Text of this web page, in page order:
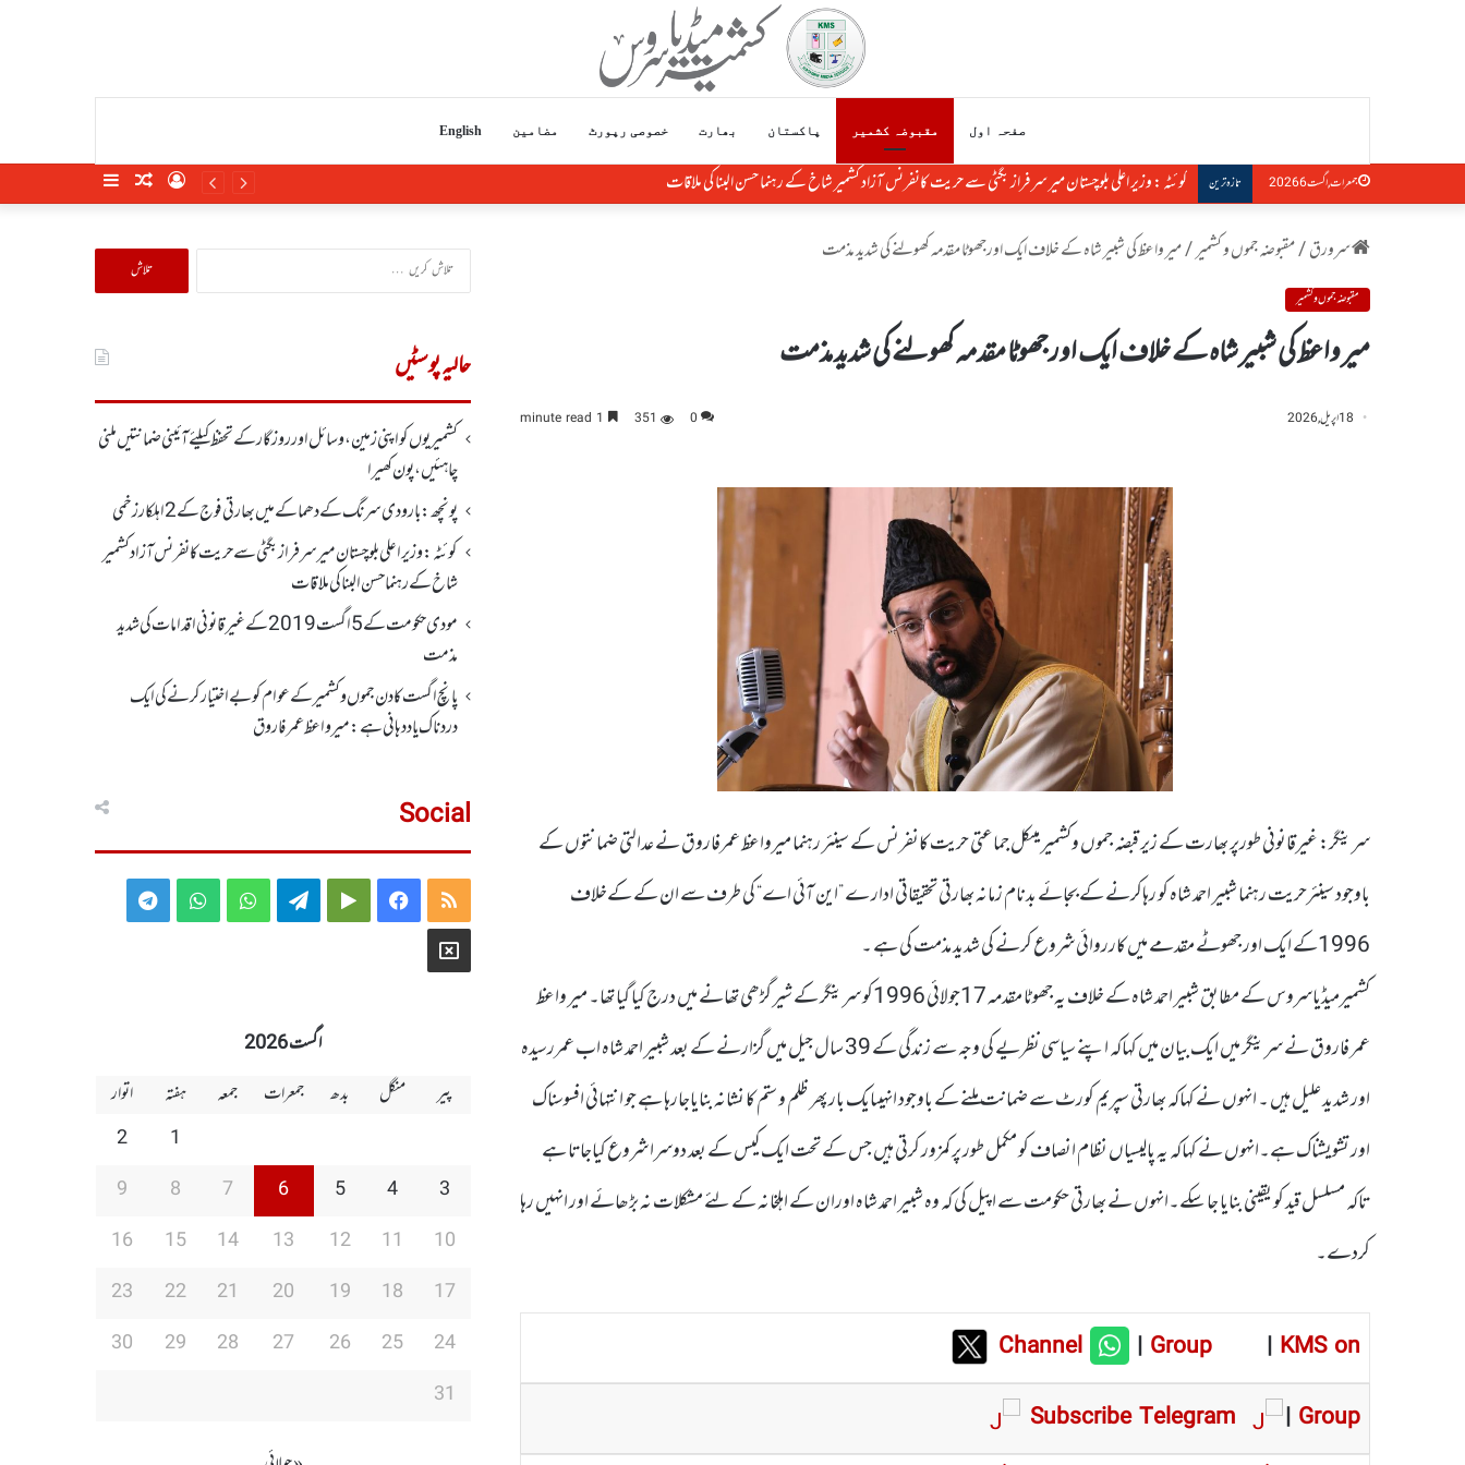
صفحہ اول مقبوضہ کشمیر پاکستان بھارت خصوصی رپورٹ مضامین English
جمعرات, اگست 6 2026 تازہ ترین کوئٹہ : وزیر اعلی بلوچستان میر سرفراز بگٹی سے حریت کانفرنس آزاد کشمیر شاخ کے رہنما حسن البنا کی ملاقات SidebarRandomLog
سرورق/مقبوضہ جموں و کشمیر/میر واعظ کی شبیر شاہ کے خلاف ایک اورجھوٹا مقدمہ کھولنے کی شدید مذمت
مقبوضہ جموں و کشمیر
میر واعظ کی شبیر شاہ کے خلاف ایک اورجھوٹا مقدمہ کھولنے کی شدید مذمت
18 اپریل, 2026 0
351
سرینگر: غیرقانونی طورپر بھارت کے زیر قبضہ جموں وکشمیر میںکل جماعتی حریت کانفرنس کے سینئر رہنما میرواعظ عمرفاروق نے عدالتی ضمانتوں کے
باوجود سینئرحریت رہنما شبیر احمد شاہ کو رہاکرنے کے بجائے بدنام زمانہ بھارتی تحقیقاتی ادار ے ”این آئی اے“ کی طرف سے ان کے کےخلاف
1996کے ایک اور جھوٹے مقدمے میں کارروائی شروع کرنے کی شدید مذمت کی ہے ۔
کشمیرمیڈیاسروس کے مطابق شبیر احمد شاہ کے خلاف یہ جھوٹا مقدمہ 17جولائی 1996کو سرینگر کے شیر گڑھی تھانے میں درج کیا گیا تھا۔ میر واعظ
عمر فاروق نے سرینگر میں ایک بیان میں کہاکہ اپنے سیاسی نظریے کی وجہ سے زندگی کے 39 سال جیل میں گزارنے کے بعد شبیر احمد شاہ اب عمررسیدہ
اور شدید علیل ہیں ۔ انہوں نے کہاکہ بھارتی سپریم کورٹ سے ضمانت ملنے کے باوجود انہیںایک بار پھر ظلم و ستم کا نشانہ بنایاجارہا ہے جو انتہائی افسوسناک
اور تشویشناک ہے۔انہوں نے کہاکہ یہ پالیسیاں نظام انصاف کو مکمل طور پر کمزور کرتی ہیں جس کے تحت ایک کیس کے بعد دوسرا شروع کیاجاتا ہے
تاکہ مسلسل قید کو یقینی بنایا جا سکے۔انہوں نے بھارتی حکومت سے اپیل کی کہ وہ شبیر احمد شاہ اوران کے اہلخانہ کے لئے مشکلات نہ بڑھائے اور انہیں رہا
کردے۔
Channel |Group | KMS on
Subscribe Telegram
| Group
تلاش
کریں
حالیہ پوسٹیں
کشمیریوں کو اپنی زمین، وسائل اور روزگار کے تحفظ کیلئے آئینی ضمانتیں ملنی
چاہئیں، پون کھیرا
پونچھ: بارودی سرنگ کے دھماکے میں بھارتی فوج کے 2اہلکار زخمی
کوئٹہ : وزیر اعلی بلوچستان میر سرفراز بگٹی سے حریت کانفرنس آزاد کشمیر
شاخ کے رہنما حسن البنا کی ملاقات
مودی حکومت کے 5اگست2019کے غیر قانونی اقدامات کی شدید
مذمت
پانچ اگست کادن جموں و کشمیر کے عوام کو بے اختیار کرنے کی ایک
دردناک یاد دہانی ہے: میرواعظ عمر فاروق
Social
RSS
Facebook
Google
Telegram
WhatsApp
WhatsApp
Telegram
X
اگست 2026
پیر
منگل بدھ جمعرات جمعہ ہفتہ
اتوار
1
2
3
4
5
6
7
8
9
10
11
12
13
14
15
16
17
18
19
20
21
22
23
24
25
26
27
28
29
30
31